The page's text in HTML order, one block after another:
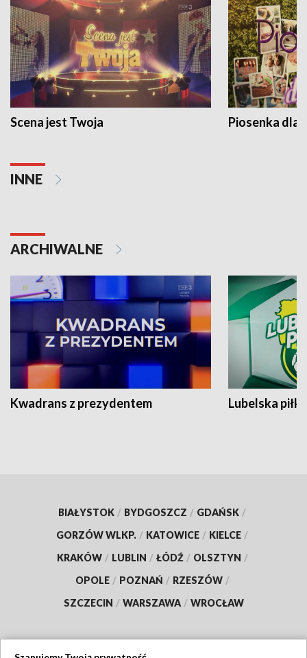
Scena jest Twoja Piosenka dla
INNE
ARCHIWALNE
Kwadrans z prezydentem Lubelska piłka
BIAŁYSTOK / BYDGOSZCZ / GDAŃSK /
GORZÓW WLKP. / KATOWICE / KIELCE /
KRAKÓW / LUBLIN / ŁÓDŹ / OLSZTYN /
OPOLE / POZNAŃ / RZESZÓW /
SZCZECIN / WARSZAWA / WROCŁAW